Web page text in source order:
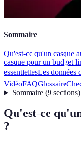
Sommaire
Qu'est-ce qu'un casque
casque pour un budget
essentiellesLes données
VidéoFAQGlossaire
Sommaire(9 sections)
Qu'est-ce
?